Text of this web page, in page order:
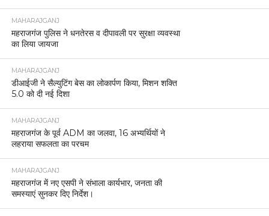
MAHARAJGANJ
महराजगंज पुलिस ने धनतेरस व दीपावली पर सुरक्षा व्यवस्था
का लिया जायजा
MAHARAJGANJ
डीआईजी ने सैल्युटिंग बेस का लोकार्पण किया, मिशन शक्ति
5.0 को दी नई दिशा
MAHARAJGANJ
महराजगंज के पूर्व ADM का जलवा, 16 अभ्यर्थियों ने
लहराया सफलता का परचम
MAHARAJGANJ
महराजगंज में नए एसपी ने संभाला कार्यभार, जनता की
समस्याएं सुनकर दिए निर्देश।